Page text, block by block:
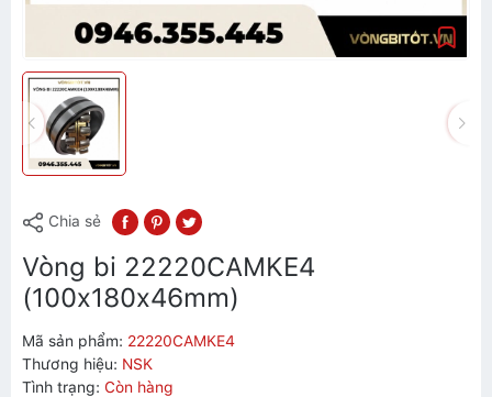
Chia sẻ
Vòng bi 22220CAMKE4
(100x180x46mm)
Mã sản phẩm: 22220CAMKE4
Thương hiệu: NSK
Tình trạng: Còn hàng